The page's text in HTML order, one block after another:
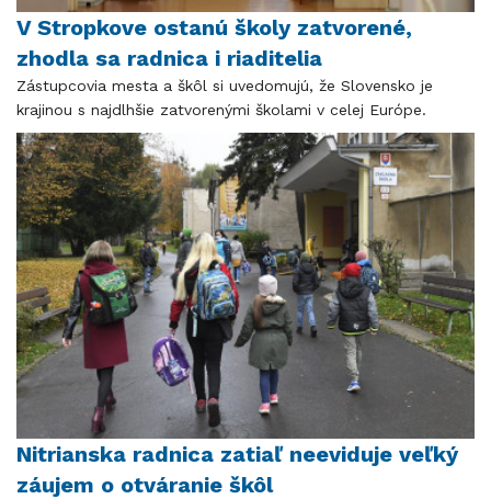
V Stropkove ostanú školy zatvorené,
zhodla sa radnica i riaditelia
Zástupcovia mesta a škôl si uvedomujú, že Slovensko je
krajinou s najdlhšie zatvorenými školami v celej Európe.
Nitrianska radnica zatiaľ neeviduje veľký
záujem o otváranie škôl